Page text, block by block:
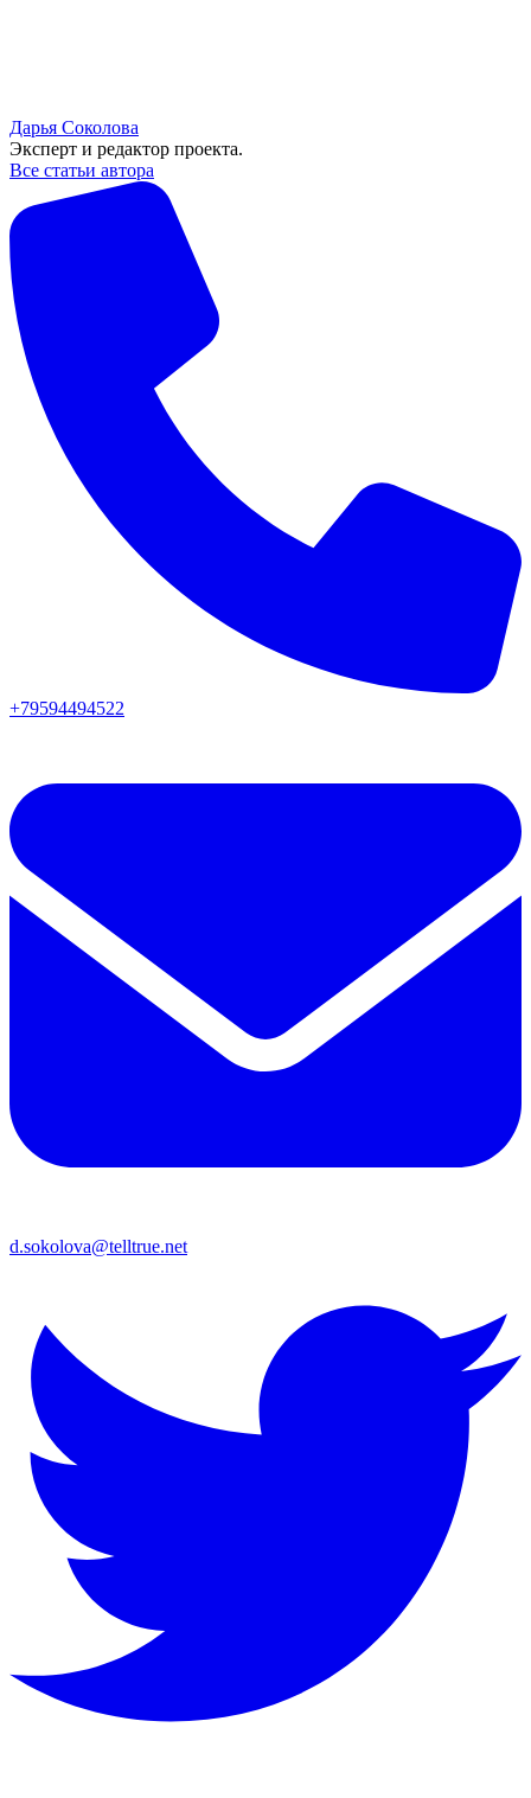
Дарья Соколова
Эксперт и редактор проекта.
Все статьи автора
+79594494522
d.sokolova@telltrue.net